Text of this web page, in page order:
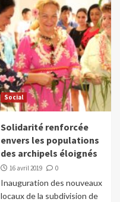
Social
Solidarité renforcée
envers les populations
des archipels éloignés
16 avril 2019 0
Inauguration des nouveaux
locaux de la subdivision de